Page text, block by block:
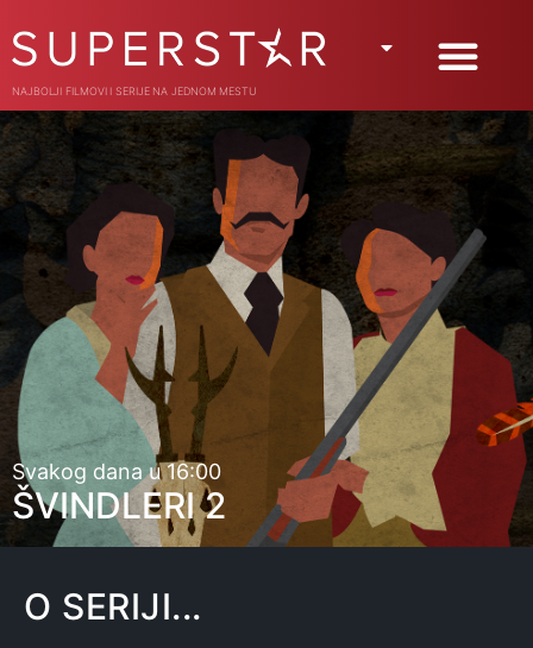
NAJBOLJI FILMOVI I SERIJE NA JEDNOM MESTU
Svakog dana u 16:00
ŠVINDLERI 2
O SERIJI...